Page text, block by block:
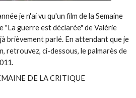
je n'ai vu qu'un film de la Semaine
"La guerre est déclarée" de Valérie
brièvement parlé. En attendant que je
retrouvez, ci-dessous, le palmarès de
DE LA CRITIQUE